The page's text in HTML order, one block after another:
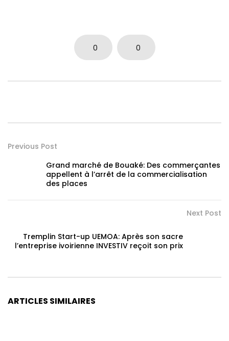
0 0
Previous Post
Grand marché de Bouaké: Des commerçantes
appellent à l’arrêt de la commercialisation
des places
Next Post
Tremplin Start-up UEMOA: Après son sacre
l’entreprise ivoirienne INVESTIV reçoit son prix
ARTICLES SIMILAIRES